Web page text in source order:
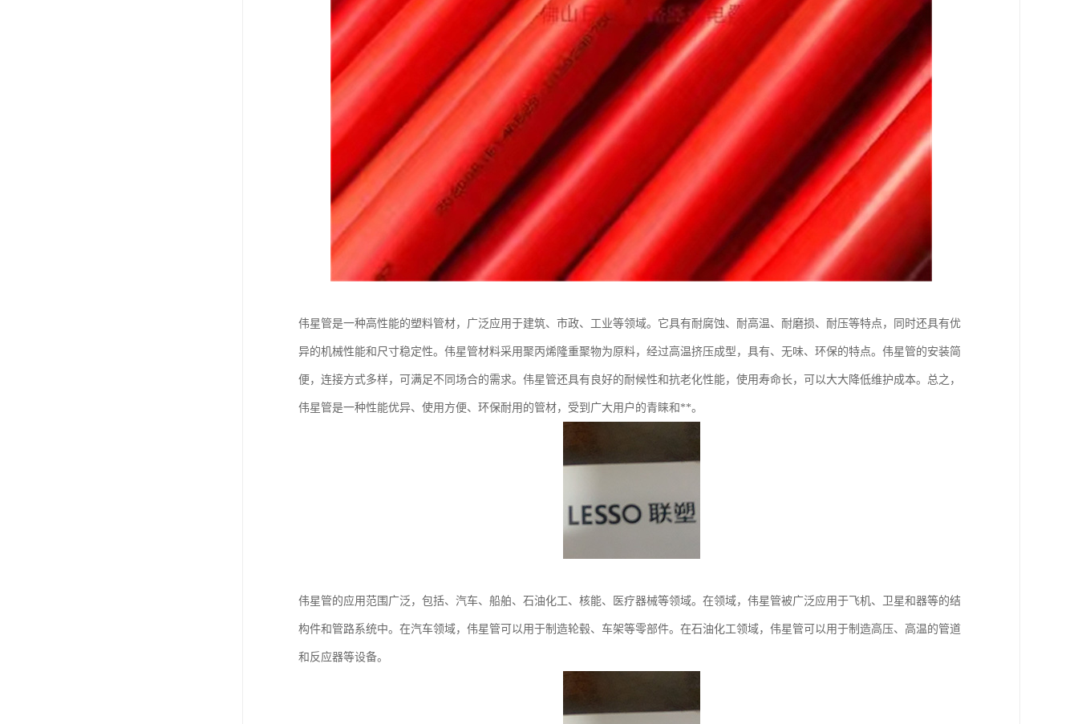
伟星管是一种高性能的塑料管材，广泛应用于建筑、市政、工业等领域。它具有耐腐蚀、耐高温、耐磨损、耐压等特点，同时还具有优
异的机械性能和尺寸稳定性。伟星管材料采用聚丙烯隆重聚物为原料，经过高温挤压成型，具有、无味、环保的特点。伟星管的安装简
便，连接方式多样，可满足不同场合的需求。伟星管还具有良好的耐候性和抗老化性能，使用寿命长，可以大大降低维护成本。总之，
伟星管是一种性能优异、使用方便、环保耐用的管材，受到广大用户的青睐和**。
伟星管的应用范围广泛，包括、汽车、船舶、石油化工、核能、医疗器械等领域。在领域，伟星管被广泛应用于飞机、卫星和器等的结
构件和管路系统中。在汽车领域，伟星管可以用于制造轮毂、车架等零部件。在石油化工领域，伟星管可以用于制造高压、高温的管道
和反应器等设备。